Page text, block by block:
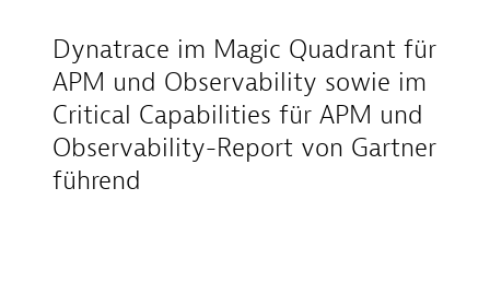
Dynatrace im Magic Quadrant für
APM und Observability sowie im
Critical Capabilities für APM und
Observability-Report von Gartner
führend